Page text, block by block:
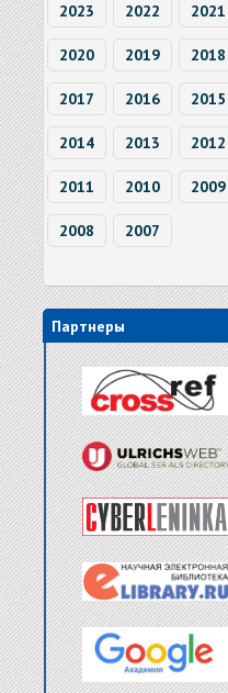
2023 2022 2021
2020 2019 2018
2017 2016 2015
2014 2013 2012
2011 2010 2009
2008 2007
Партнеры